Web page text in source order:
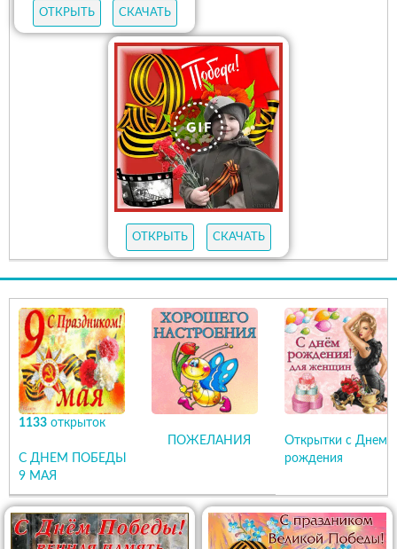
ОТКРЫТЬ СКАЧАТЬ
ОТКРЫТЬ СКАЧАТЬ
1133 открыток
С ДНЕМ ПОБЕДЫ
9 МАЯ
ПОЖЕЛАНИЯ
Открытки с Днем
рождения